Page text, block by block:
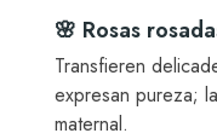
🌸 Rosas
Transfieren
expresan pureza;
maternal.